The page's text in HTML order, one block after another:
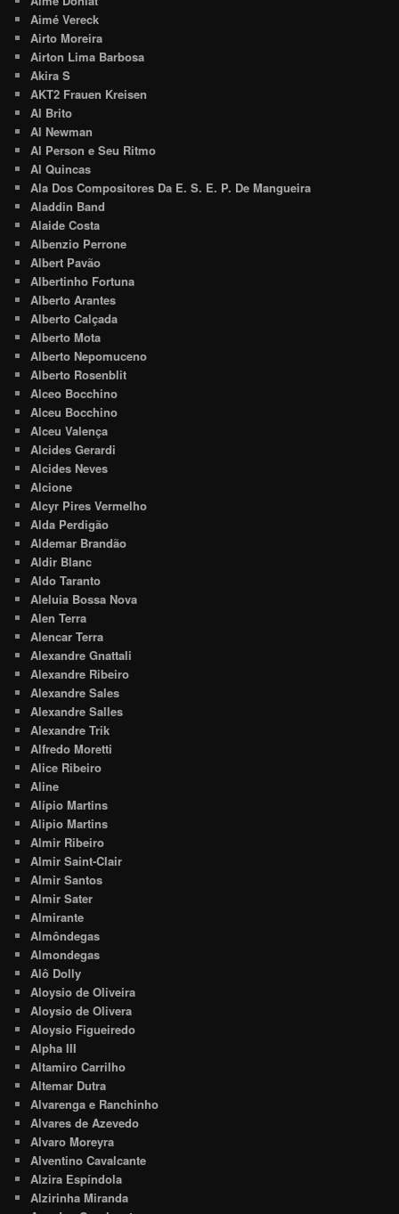
Aimé Vereck
Airto Moreira
Airton Lima Barbosa
Akira S
AKT2 Frauen Kreisen
Al Brito
Al Newman
Al Person e Seu Ritmo
Al Quincas
Ala Dos Compositores Da E. S. E. P. De Mangueira
Aladdin Band
Alaide Costa
Albenzio Perrone
Albert Pavão
Albertinho Fortuna
Alberto Arantes
Alberto Calçada
Alberto Mota
Alberto Nepomuceno
Alberto Rosenblit
Alceo Bocchino
Alceu Bocchino
Alceu Valença
Alcides Gerardi
Alcides Neves
Alcione
Alcyr Pires Vermelho
Alda Perdigão
Aldemar Brandão
Aldir Blanc
Aldo Taranto
Aleluia Bossa Nova
Alen Terra
Alencar Terra
Alexandre Gnattali
Alexandre Ribeiro
Alexandre Sales
Alexandre Salles
Alexandre Trik
Alfredo Moretti
Alice Ribeiro
Aline
Alípio Martins
Alipio Martins
Almir Ribeiro
Almir Saint-Clair
Almir Santos
Almir Sater
Almirante
Almôndegas
Almondegas
Alô Dolly
Aloysio de Oliveira
Aloysio de Olivera
Aloysio Figueiredo
Alpha III
Altamiro Carrilho
Altemar Dutra
Alvarenga e Ranchinho
Alvares de Azevedo
Alvaro Moreyra
Alventino Cavalcante
Alzira Espíndola
Alzirinha Miranda